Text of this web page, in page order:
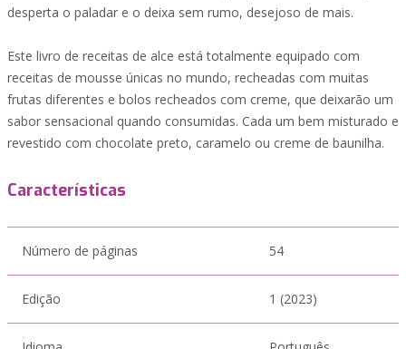
desperta o paladar e o deixa sem rumo, desejoso de mais.
Este livro de receitas de alce está totalmente equipado com
receitas de mousse únicas no mundo, recheadas com muitas
frutas diferentes e bolos recheados com creme, que deixarão um
sabor sensacional quando consumidas. Cada um bem misturado e
revestido com chocolate preto, caramelo ou creme de baunilha.
Características
Número de páginas 54
Edição 1 (2023)